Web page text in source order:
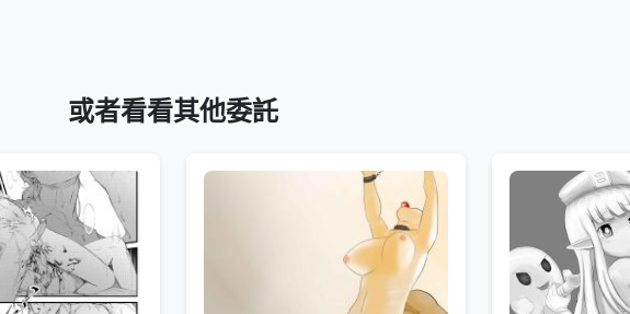
或者看看其他委託